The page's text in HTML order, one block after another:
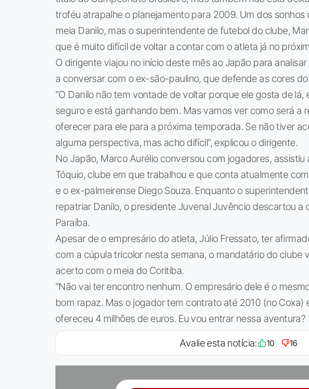
troféu atrapalhe o planejamento para 2009. Um dos sonhos
meia Danilo, mas o superintendente de futebol do clube,
que é muito difícil de voltar a contar com o atleta já no
O dirigente viajou no início deste mês ao Japão para
a conversar com o ex-são-paulino, que defende as cores
“O Danilo não tem vontade de voltar porque ele gosta de lá,
seguro e está ganhando bem. Mas vamos ver como será a
oferecer para ele para a próxima temporada. Se não tiver
alguma perspectiva, mas acho difícil”, explicou o dirigente.
No Japão, Marco Aurélio conversou com jogadores, assistiu
Tóquio, clube em que trabalhou e que conta atualmente
e o ex-palmeirense Diego Souza. Enquanto o
repatriar Danilo, o presidente Juvenal Juvêncio descartou a
Paraíba.
Apesar de o empresário do atleta, Júlio Fressato, ter
com a cúpula tricolor nesta semana, o mandatário do clube
acerto com o meia do Coritiba.
“Não vai ter encontro nenhum. O empresário dele é o
bom rapaz. Mas o jogador tem contrato até 2010 (no Coxa)
ofereceu 4 milhões de euros. Eu vou entrar nessa aventura?
Avalie esta notícia: 10 16